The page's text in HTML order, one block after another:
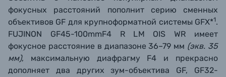
фокусных расстояний пополнит серию сменных
объективов GF для крупноформатной системы GFX*1.
FUJINON GF45-100mmF4 R LM OIS WR имеет
фокусное расстояние в диапазоне 36–79 мм (экв. 35
мм), максимальную диафрагму F4 и прекрасно
дополняет два других зум-объектива GF, GF32-